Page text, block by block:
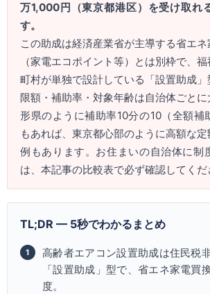
万1,000円（東京都港区）を受け取れ
す。
この助成は経済産業省が主導する省エ
（家電エコポイント等）とは別枠で、
町村が単独で設計している「設置助成
限額・補助率・対象年齢は自治体ごと
形県のように補助率10分の10（全額補
もあれば、東京都心部のように高額な
例もあります。お住まいの自治体に制
は、本記事の比較表で必ず確認してくだ
TL;DR — 5秒でわかるまとめ
高齢者エアコン設置助成は住民税
「設置助成」型で、省エネ家電買
度。